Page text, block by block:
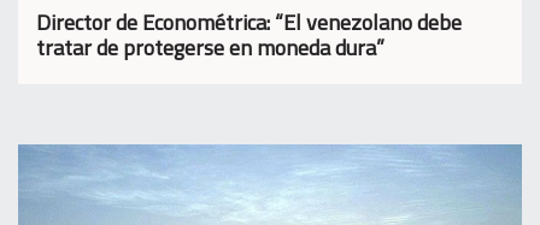
Director de Econométrica: “El venezolano debe
tratar de protegerse en moneda dura”